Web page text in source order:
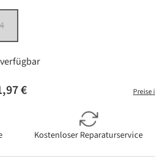
€ Preise
Kostenloser Reparaturservice